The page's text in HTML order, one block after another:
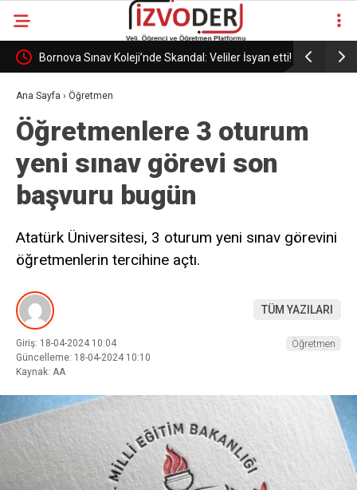
Mİ Bornova Sınav Koleji’nde Skandal: Veliler İsyan etti! İZELMAN
Ana Sayfa › Öğretmen
Öğretmenlere 3 oturum
yeni sınav görevi son
başvuru bugün
Atatürk Üniversitesi, 3 oturum yeni sınav görevini
öğretmenlerin tercihine açtı.
TÜM YAZILARI
Giriş: 18-04-2024 10:04
Güncelleme: 18-04-2024 10:10
Kaynak: AA
Öğretmen